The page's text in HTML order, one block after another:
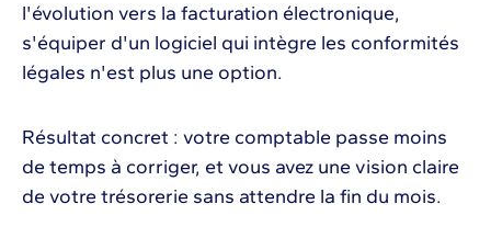
l'évolution vers la facturation électronique,
s'équiper d'un logiciel qui intègre les conformités
légales n'est plus une option.
Résultat concret : votre comptable passe moins
de temps à corriger, et vous avez une vision claire
de votre trésorerie sans attendre la fin du mois.